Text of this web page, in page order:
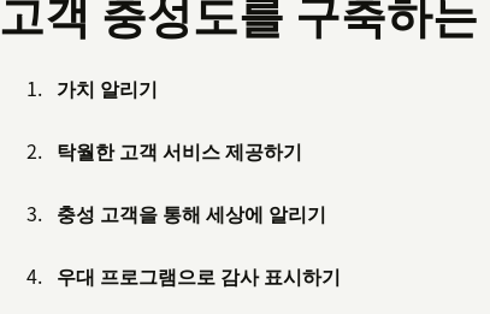
고객 충성도를 구축하
가치 알리기
탁월한 고객 서비스 제공하기
충성 고객을 통해 세상에 알리기
우대 프로그램으로 감사 표시하기